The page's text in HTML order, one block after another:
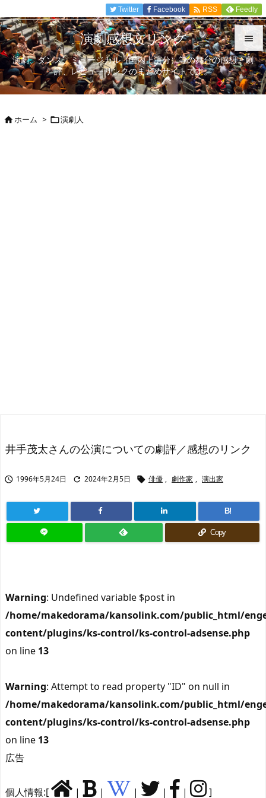


メニュ

Twitter Facebook  RSS Feedly
演劇感想文リンク
演劇、ダンス、ミュージカル（国内上演分）等の舞台の感想、劇
評、レビューリンクのまとめサイトです。
ホーム > 演劇人
井手茂太さんの公演についての劇評／感想のリンク
 1996年5月24日  2024年2月5日  俳優 , 劇作家 , 演出家
B!
Copy
Warning: Undefined variable $post in
/home/makedorama/kansolink.com/public_html/
content/plugins/ks-control/ks-control-adsense.php
on line 13
Warning: Attempt to read property "ID" on null in
/home/makedorama/kansolink.com/public_html/
content/plugins/ks-control/ks-control-adsense.php
on line 13
広告
個人情報:[ | | | | | ]